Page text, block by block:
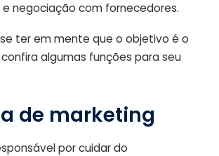
negociação com fornecedores.
ter em mente que o objetivo é o
algumas funções para seu
de marketing
por cuidar do